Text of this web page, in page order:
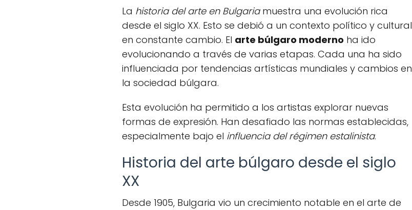
La historia del arte en Bulgariamuestra una evolución rica
desde el siglo XX. Esto se debió a un contexto político y cultural
en constante cambio. El arte búlgaro moderno ha ido
evolucionando a través de varias etapas. Cada una ha sido
influenciada por tendencias artísticas mundiales y cambios en
la sociedad búlgara.
Esta evolución ha permitido a los artistas explorar nuevas
formas de expresión. Han desafiado las normas establecidas,
especialmente bajo el influencia del régimen estalinista.
Historia del arte búlgaro desde el siglo
XX
Desde 1905, Bulgaria vio un crecimiento notable en el arte de